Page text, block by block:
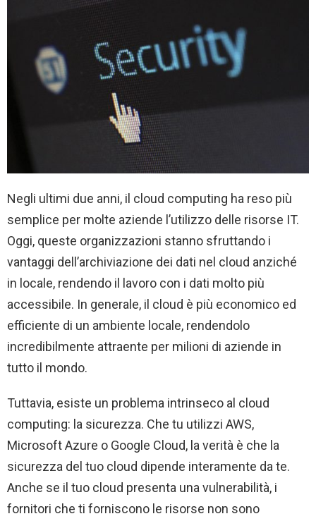
Negli ultimi due anni, il cloud computing ha reso più
semplice per molte aziende l’utilizzo delle risorse IT.
Oggi, queste organizzazioni stanno sfruttando i
vantaggi dell’archiviazione dei dati nel cloud anziché
in locale, rendendo il lavoro con i dati molto più
accessibile. In generale, il cloud è più economico ed
efficiente di un ambiente locale, rendendolo
incredibilmente attraente per milioni di aziende in
tutto il mondo.
Tuttavia, esiste un problema intrinseco al cloud
computing: la sicurezza. Che tu utilizzi AWS,
Microsoft Azure o Google Cloud, la verità è che la
sicurezza del tuo cloud dipende interamente da te.
Anche se il tuo cloud presenta una vulnerabilità, i
fornitori che ti forniscono le risorse non sono